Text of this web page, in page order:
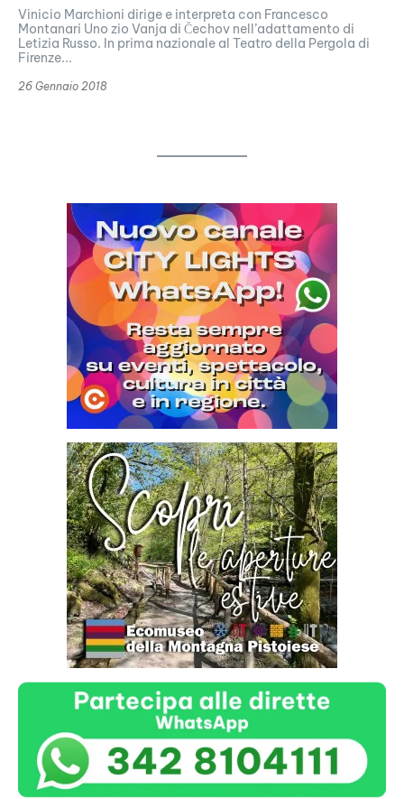
Vinicio Marchioni dirige e interpreta con Francesco
Montanari Uno zio Vanja di Čechov nell’adattamento di
Letizia Russo. In prima nazionale al Teatro della Pergola di
Firenze...
26 Gennaio 2018